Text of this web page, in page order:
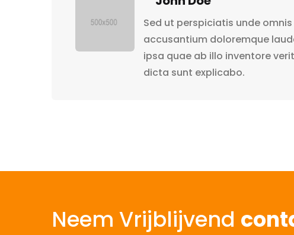
Sed ut perspiciatis unde
accusantium doloremque
ipsa quae ab illo inventore
dicta sunt explicabo.
Neem Vrijblijvend